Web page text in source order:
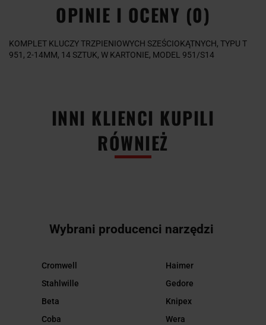
OPINIE I OCENY (0)
KOMPLET KLUCZY TRZPIENIOWYCH SZEŚCIOKĄTNYCH, TYPU T
951, 2-14MM, 14 SZTUK, W KARTONIE, MODEL 951/S14
INNI KLIENCI KUPILI
RÓWNIEŻ
Wybrani producenci narzędzi
Cromwell
Stahlwille
Beta
Coba
Haimer
Gedore
Knipex
Wera